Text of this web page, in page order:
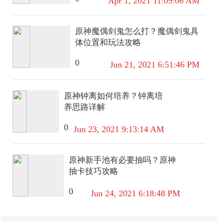
无双飞将,音你心动-小乔,超时空战
士-狄仁杰,山海·苍雷引(电光曜子),
记忆之芯(机甲兔),鲁班七号-时之
奇旅,夜礼服假面【珍宝阁皮】妄
令皮】噬灭天穹(s37),古海寻踪
日志(s32),驭风魔法,玲珑珍味,流音
漫舞,顽趣-梦奇,地狱燃心,剑破天穹
无极,天穹之誓(s36),暖冬·兔眠,万
河之约,暗影游猎(游乐娃子),潮玩
骑士王,星际陆战队-达摩,胡桃异想
游侠,真爱魔法,沙漠行僧(s26),吟游
原神魔偶剑鬼怎么打？魔偶剑鬼具
体位置和玩法攻略
0 Jun 21, 2021 6:51:46 PM
原神钟离如何培养？钟离培
养思路详解
0 Jun 23, 2021 9:13:14 AM
原神新手池有必要抽吗？原神
抽卡技巧攻略
0 Jun 24, 2021 6:18:48 PM